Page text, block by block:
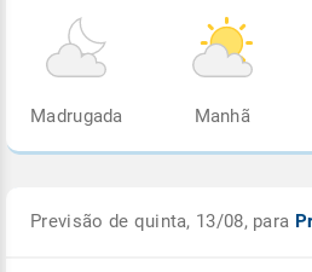
Madrugada Manhã
Previsão de quinta, 13/08, para